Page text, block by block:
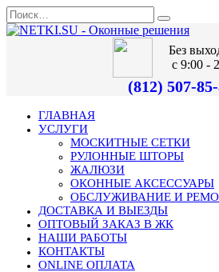
Без
с 9:00 -
(812) 507-
ГЛАВНАЯ
УСЛУГИ
МОСКИТНЫЕ СЕТКИ
РУЛОННЫЕ ШТОРЫ
ЖАЛЮЗИ
ОКОННЫЕ АКСЕССУАРЫ
ОБСЛУЖИВАНИЕ И
ДОСТАВКА И ВЫЕЗДЫ
ОПТОВЫЙ ЗАКАЗ В ЖК
НАШИ РАБОТЫ
КОНТАКТЫ
ONLINE ОПЛАТА